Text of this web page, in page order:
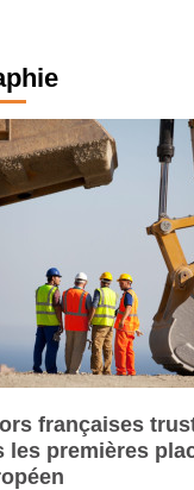
françaises
les premières